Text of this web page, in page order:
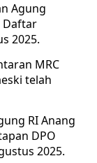
Agung
Daftar
2025.
MRC
telah
RI Anang
DPO
2025.